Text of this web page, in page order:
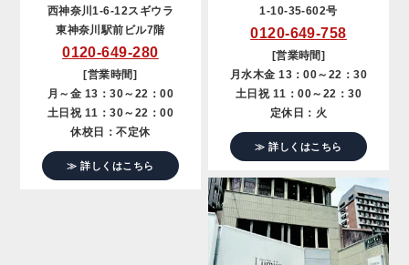
西神奈川1-6-12スギウラ
東神奈川駅前ビル7階
0120-649-280
[営業時間]
月～金 13：30～22：00
土日祝 11：30～22：00
休校日：不定休
≫ 詳しくはこちら
1-10-35-602号
0120-649-758
[営業時間]
月水木金 13：00～22：30
土日祝 11：00～22：30
定休日：火
≫ 詳しくはこちら